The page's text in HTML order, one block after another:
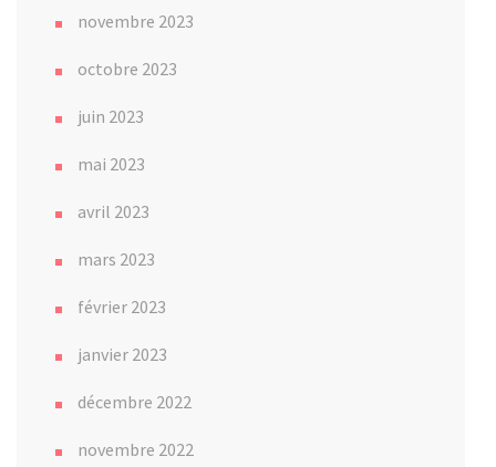
novembre 2023
octobre 2023
juin 2023
mai 2023
avril 2023
mars 2023
février 2023
janvier 2023
décembre 2022
novembre 2022